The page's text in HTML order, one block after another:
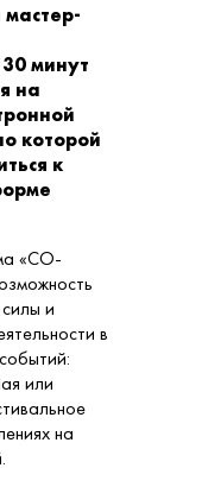
мастер-
минут
на
которой
к
«СО-
и
в
или
на